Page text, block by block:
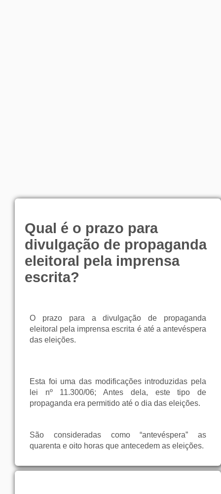
Qual é o prazo para
divulgação de propaganda
eleitoral pela imprensa
escrita?
O prazo para a divulgação de propaganda
eleitoral pela imprensa escrita é até a antevéspera
das eleições.
Esta foi uma das modificações introduzidas pela
lei nº 11.300/06; Antes dela, este tipo de
propaganda era permitido até o dia das eleições.
São consideradas como “antevéspera” as
quarenta e oito horas que antecedem as eleições.